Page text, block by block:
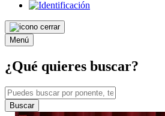
Menú
¿Qué quieres buscar?
Buscar